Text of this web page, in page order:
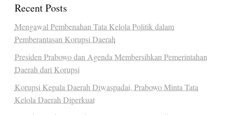
Recent Posts
Mengawal Pembenahan Tata Kelola Politik dalam
Pemberantasan Korupsi Daerah
Presiden Prabowo dan Agenda Membersihkan Pemerintahan
Daerah dari Korupsi
Korupsi Kepala Daerah Diwaspadai, Prabowo Minta Tata
Kelola Daerah Diperkuat